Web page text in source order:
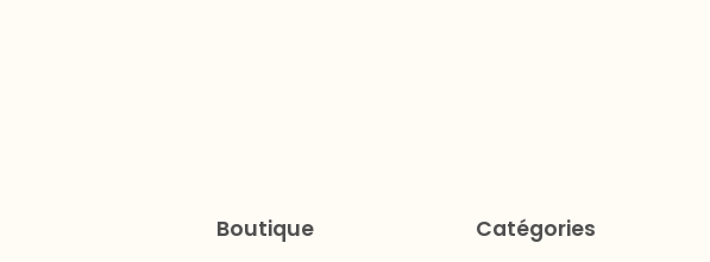
Boutique Catégories